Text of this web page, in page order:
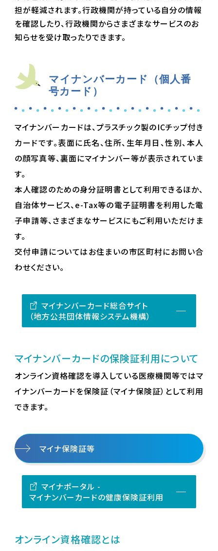
担が軽減されます。行政機関が持っている自分の情報
を確認したり、行政機関からさまざまなサービスのお
知らせを受け取ったりできます。
マイナンバーカード（個人番
号カード）
マイナンバーカードは、プラスチック製のICチップ付き
カードです。表面に氏名、住所、生年月日、性別、本人
の顔写真等、裏面にマイナンバー等が表示されていま
す。
本人確認のための身分証明書として利用できるほか、
自治体サービス、e-Tax等の電子証明書を利用した電
子申請等、さまざまなサービスにもご利用いただけま
す。
交付申請についてはお住まいの市区町村にお問い合
わせください。
マイナンバーカード総合サイト
（地方公共団体情報システム機構）
マイナンバーカードの保険証利用について
オンライン資格確認を導入している医療機関等ではマ
イナンバーカードを保険証（マイナ保険証）として利用
できます。
マイナ保険証等
マイナポータル -
マイナンバーカードの健康保険証利用
オンライン資格確認とは